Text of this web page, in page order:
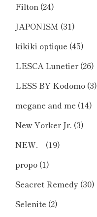
Filton (24)
JAPONISM (31)
kikiki optique (45)
LESCA Lunetier(26)
LESS BY Kodomo (3)
megane and me (14)
New Yorker Jr. (3)
NEW．
(19)
propo (1)
Seacret Remedy (30)
Selenite (2)